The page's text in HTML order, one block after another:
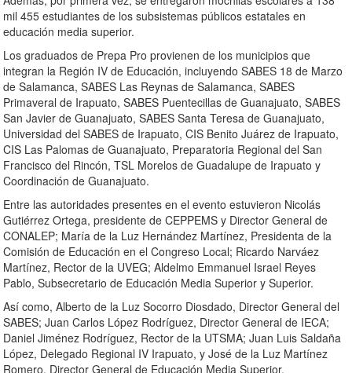
mil 455 estudiantes de los subsistemas públicos estatales en
educación media superior.
Los graduados de Prepa Pro provienen de los municipios que
integran la Región IV de Educación, incluyendo SABES 18 de Marzo
de Salamanca, SABES Las Reynas de Salamanca, SABES
Primaveral de Irapuato, SABES Puentecillas de Guanajuato, SABES
San Javier de Guanajuato, SABES Santa Teresa de Guanajuato,
Universidad del SABES de Irapuato, CIS Benito Juárez de Irapuato,
CIS Las Palomas de Guanajuato, Preparatoria Regional del San
Francisco del Rincón, TSL Morelos de Guadalupe de Irapuato y
Coordinación de Guanajuato.
Entre las autoridades presentes en el evento estuvieron Nicolás
Gutiérrez Ortega, presidente de CEPPEMS y Director General de
CONALEP; María de la Luz Hernández Martínez, Presidenta de la
Comisión de Educación en el Congreso Local; Ricardo Narváez
Martínez, Rector de la UVEG; Aldelmo Emmanuel Israel Reyes
Pablo, Subsecretario de Educación Media Superior y Superior.
Así como, Alberto de la Luz Socorro Diosdado, Director General del
SABES; Juan Carlos López Rodríguez, Director General de IECA;
Daniel Jiménez Rodríguez, Rector de la UTSMA; Juan Luis Saldaña
López, Delegado Regional IV Irapuato, y José de la Luz Martínez
Romero, Director General de Educación Media Superior.